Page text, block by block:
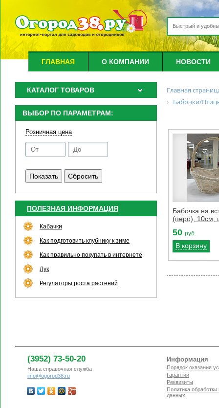
ГЛАВНАЯ О КОМПАНИИ НОВОСТИ
КАТАЛОГ ТОВАРОВ
ВЫБОР ПО ПАРАМЕТРАМ:
Розничная цена
ПОЛЕЗНАЯ ИНФОРМАЦИЯ
Кабачки
Как подготовить клубнику к зиме
Как правильно покупать в интернете
Лук
Регуляторы роста растений
Главная
Бабочки/
Бабочка на
(перо), 10см,
50 руб.
В корзину
(3952) 73-50-20
Наша справочная служба
info@ogorod38.ru
Информация
Порядок оказания
Гарантии
Реквизиты
Политика
данных